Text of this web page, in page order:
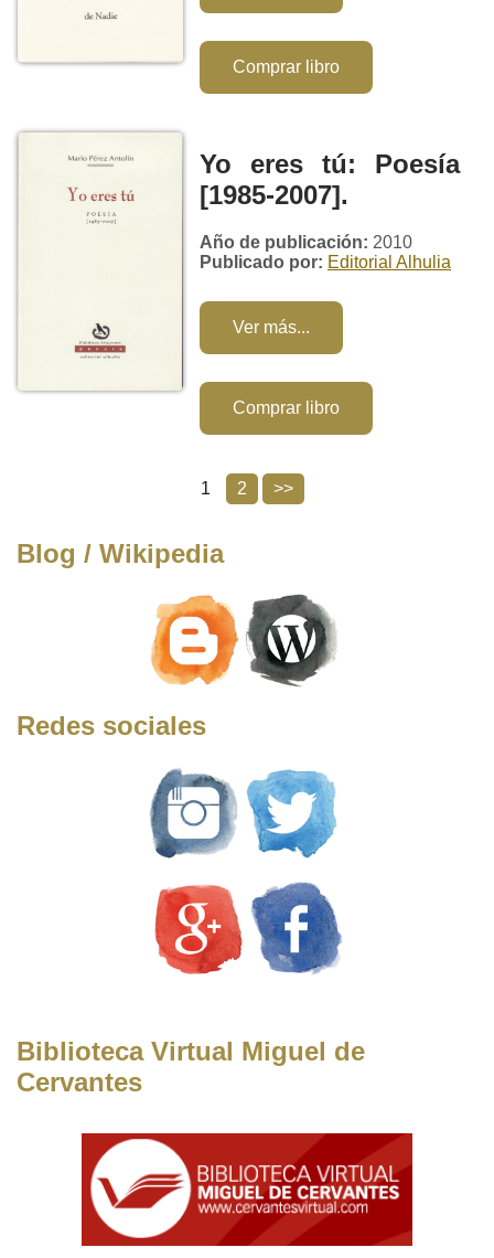
Comprar libro
Yo eres tú: Poesía
[1985-2007].
Año de publicación: 2010
Publicado por: Editorial Alhulia
Ver más...
Comprar libro
1 2 >>
Blog / Wikipedia
Redes sociales
Biblioteca Virtual Miguel de
Cervantes